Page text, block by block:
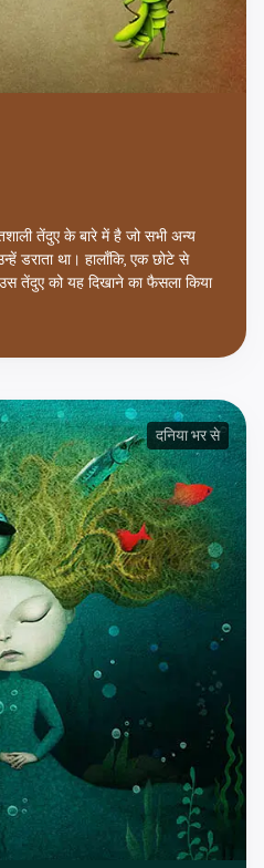
तेंदुए के बारे में है जो सभी अन्य
डराता था। हालाँकि, एक छोटे से
तेंदुए को यह दिखाने का फैसला किया
दनिया भर से